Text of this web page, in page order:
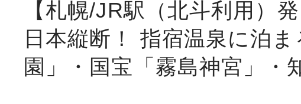
【札幌/JR駅（北斗利用）
日本縦断！ 指宿温泉に泊
園」・国宝「霧島神宮」・